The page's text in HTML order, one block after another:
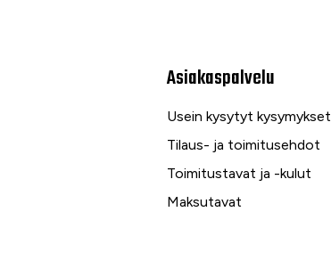
Asiakaspalvelu
Usein kysytyt kysymykset
Tilaus- ja toimitusehdot
Toimitustavat ja -kulut
Maksutavat